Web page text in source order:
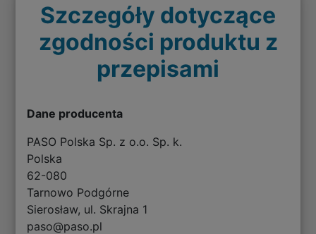
Szczegóły dotyczące
zgodności produktu z
przepisami
Dane producenta
PASO Polska Sp. z o.o. Sp. k.
Polska
62-080
Tarnowo Podgórne
Sierosław, ul. Skrajna 1
paso@paso.pl